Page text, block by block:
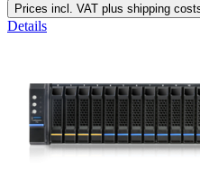
Prices incl. VAT plus shipping
Details